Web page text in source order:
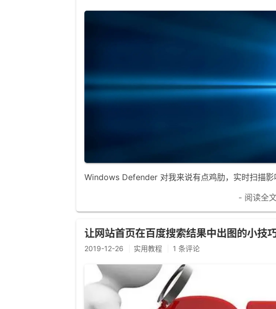
Windows Defender 对我来说有点鸡肋，实时扫描影
- 阅读全
让网站首页在百度搜索结果中出图的小技
2019-12-26 实用教程 1 条评论